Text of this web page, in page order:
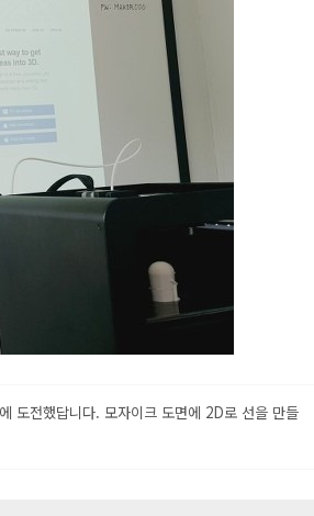
도전했답니다. 모자이크 도면에 2D로 선을 만들